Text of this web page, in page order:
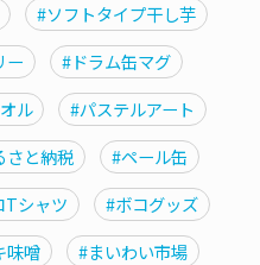
#ソフトタイプ干し芋
ー
#ドラム缶マグ
ル
#パステルアート
さと納税
#ペール缶
Tシャツ
#ボコグッズ
味噌
#まいわい市場